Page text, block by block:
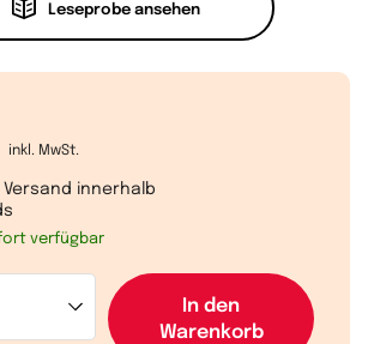
Leseprobe ansehen
inkl. MwSt.
innerhalb
verfügbar
In den
Warenkorb